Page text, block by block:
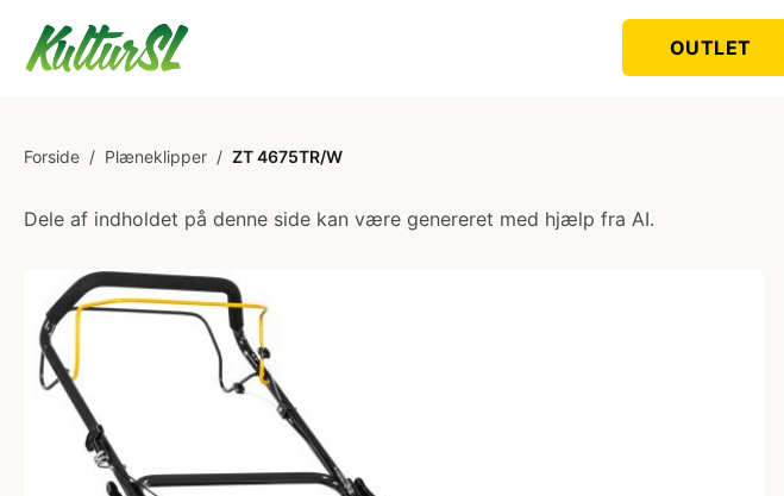
OUTLET
Forside / Plæneklipper / ZT 4675TR/W
Dele af indholdet på denne side kan være genereret med hjælp fra AI.